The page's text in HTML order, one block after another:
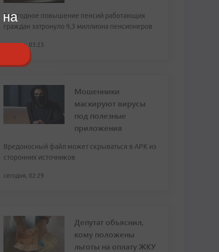
Ежегодное повышение пенсий работающих
граждан затронуло 9,3 миллиона пенсионеров
сегодня, 03:23
Мошенники
маскируют вирусы
под полезные
приложения
Вредоносный файл может скрываться в APK из
сторонних источников
сегодня, 02:29
Депутат объяснил,
кому положены
льготы на оплату ЖКУ